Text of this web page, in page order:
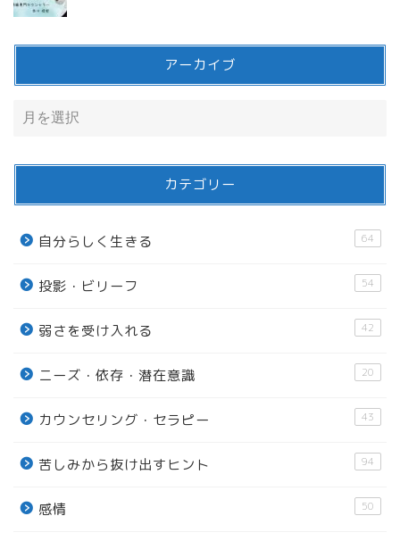
アーカイブ
カテゴリー
自分らしく生きる 64
投影・ビリーフ 54
弱さを受け入れる 42
ニーズ・依存・潜在意識 20
カウンセリング・セラピー 43
苦しみから抜け出すヒント 94
感情 50